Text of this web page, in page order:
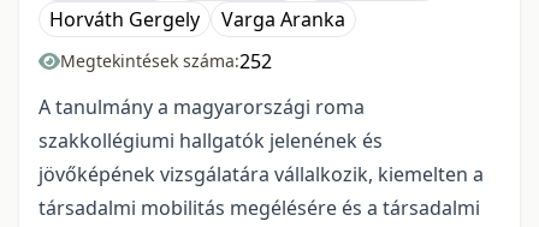
Horváth Gergely
Varga Aranka
Megtekintések száma:252
A tanulmány a magyarországi roma
szakkollégiumi hallgatók jelenének és
jövőképének vizsgálatára vállalkozik, kiemelten a
társadalmi mobilitás megélésére és a társadalmi